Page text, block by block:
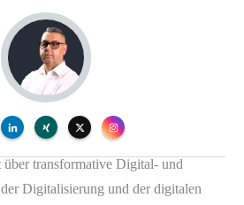
über transformative Digital- und
Digitalisierung und der digitalen